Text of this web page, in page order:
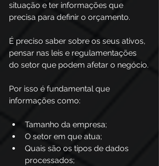
situação e ter informações que
precisa para definir o orçamento.
É preciso saber sobre os seus ativos,
pensar nas leis e regulamentações
do setor que podem afetar o negócio.
Por isso é fundamental que
informações como:
Tamanho da empresa;
O setor em que atua;
Quais são os tipos de dados
processados;